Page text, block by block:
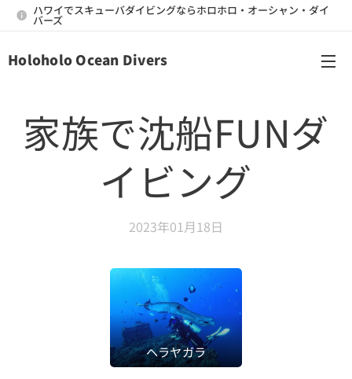
ハワイでスキューバダイビングならホロホロ・オーシャン・ダイ
バーズ
Holoholo Ocean Divers
家族で沈船FUNダ
イビング
2023年01月18日
ヘラヤガラ